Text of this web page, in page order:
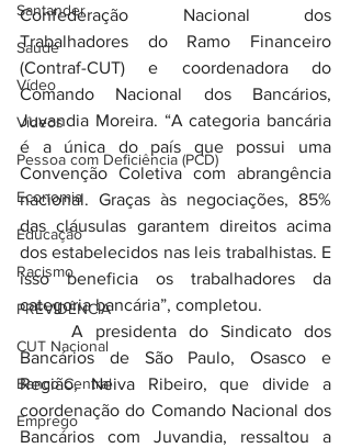
Santander
Saúde
Vídeo
Vídeos
Pessoa com Deficiência (PCD)
Economia
Educação
Racismo
PREVIDÊNCIA
CUT Nacional
Banco Central
Emprego
Confederação Nacional dos
Trabalhadores do Ramo Financeiro
(Contraf-CUT) e coordenadora do
Comando Nacional dos Bancários,
Juvandia Moreira. “A categoria bancária
é a única do país que possui uma
Convenção Coletiva com abrangência
nacional. Graças às negociações, 85%
das cláusulas garantem direitos acima
dos estabelecidos nas leis trabalhistas. E
isso beneficia os trabalhadores da
categoria bancária”, completou.
Bancários de São Paulo, Osasco e
Região, Neiva Ribeiro, que divide a
coordenação do Comando Nacional dos
Bancários com Juvandia, ressaltou a